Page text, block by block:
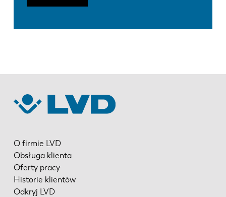
O firmie LVD
Obsługa klienta
Oferty pracy
Historie klientów
Odkryj LVD